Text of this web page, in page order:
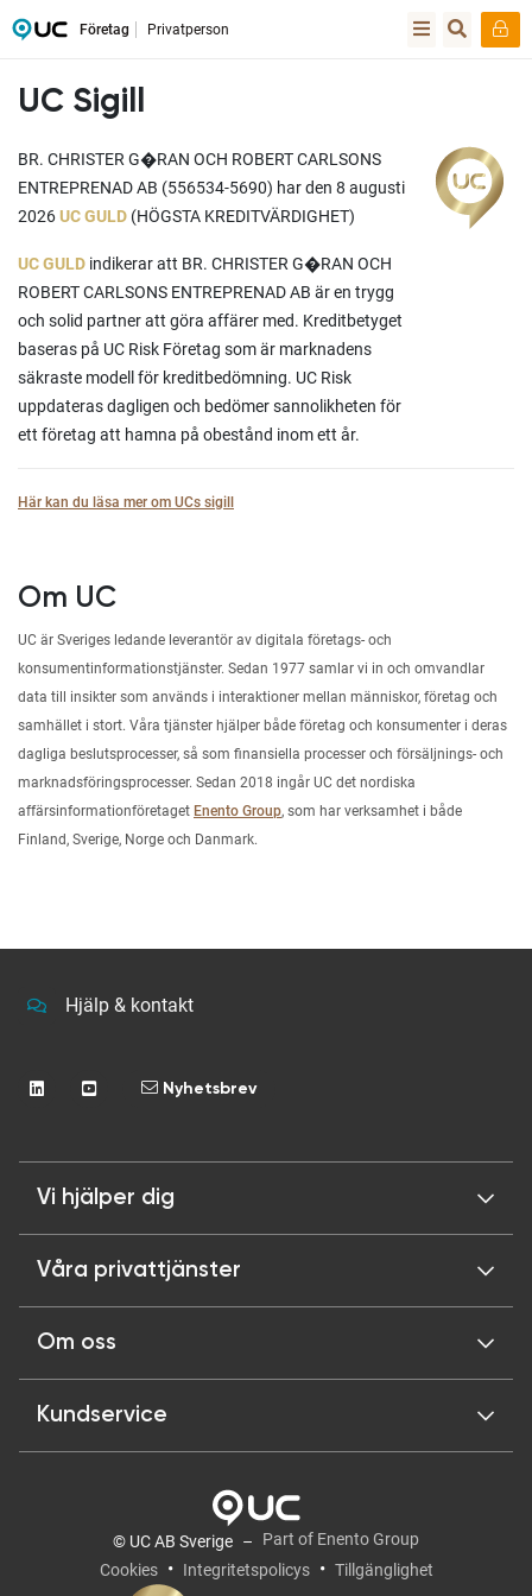
Företag Privatperson
UC Sigill
BR. CHRISTER G�RAN OCH ROBERT CARLSONS
ENTREPRENAD AB (556534-5690) har den 8 augusti
2026UC GULD (HÖGSTA KREDITVÄRDIGHET)
UC GULD indikerar att BR. CHRISTER G�RAN OCH
ROBERT CARLSONS ENTREPRENAD AB är en trygg
och solid partner att göra affärer med. Kreditbetyget
baseras på UC Risk Företag som är marknadens
säkraste modell för kreditbedömning. UC Risk
uppdateras dagligen och bedömer sannolikheten för
ett företag att hamna på obestånd inom ett år.
Här kan du läsa mer om UCs sigill
Om UC
UC är Sveriges ledande leverantör av digitala företags- och
konsumentinformationstjänster. Sedan 1977 samlar vi in och omvandlar
data till insikter som används i interaktioner mellan människor, företag och
samhället i stort. Våra tjänster hjälper både företag och konsumenter i deras
dagliga beslutsprocesser, så som finansiella processer och försäljnings- och
marknadsföringsprocesser. Sedan 2018 ingår UC det nordiska
affärsinformationföretaget Enento Group, som har verksamhet i både
Finland, Sverige, Norge och Danmark.
Hjälp & kontakt
Nyhetsbrev
Vi hjälper dig
Våra privattjänster
Om oss
Kundservice
© UC AB Sverige
Part of Enento Group
Cookies
Integritetspolicys Tillgänglighet